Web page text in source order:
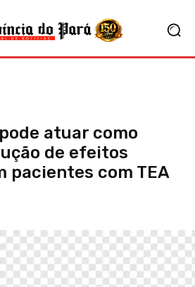
atuar como
de efeitos
pacientes com TEA